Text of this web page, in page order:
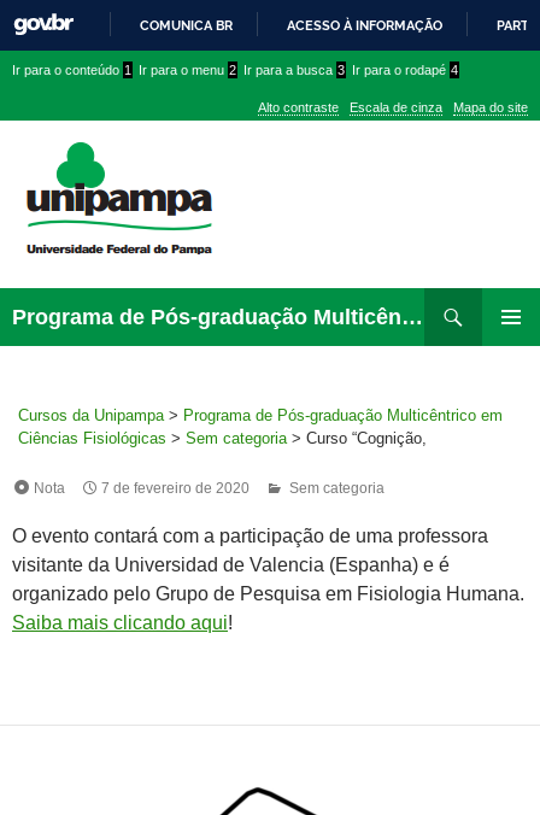
PARA
CONTEÚDO
COMUNICA BR ACESSO À INFORMAÇÃO
conteúdo
menu
superior
menu
Ir para o conteúdo 1 Ir para o menu 2 Ir para a busca 3 Ir para o rodapé 4
Alto contraste Escala de cinza Mapa do site
Programa de Pós-graduação Multicêntrico em Ciências Fisiológicas
para
Cursos da Unipampa > Programa de Pós-graduação Multicêntrico em
Ciências Fisiológicas > Sem categoria > Curso “Cognição,
Nota 7 de fevereiro de 2020 Sem categoria
O evento contará com a participação de uma professora
visitante da Universidad de Valencia (Espanha) e é
organizado pelo Grupo de Pesquisa em Fisiologia Humana.
Saiba mais clicando aqui!